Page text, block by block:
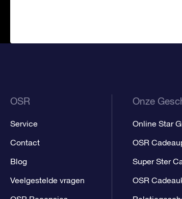
OSR
Service
Contact
Blog
Veelgestelde vragen
Onze
Online Star
OSR
Super Ster
OSR